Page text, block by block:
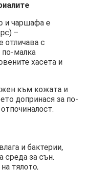
и чаршафа е
–
отличава с
по-малка
хасета и
към кожата и
допринася за по-
и бактерии,
среда за сън.
тялото,